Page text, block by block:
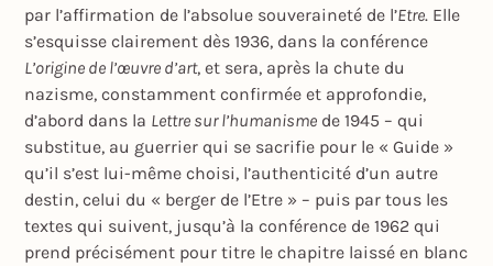
par l’affirmation de l’absolue souveraineté de l’Etre. Elle
s’esquisse clairement dès 1936, dans la conférence
L’origine de l’œuvre d’art, et sera, après la chute du
nazisme, constamment confirmée et approfondie,
d’abord dans la Lettre sur l’humanisme de 1945 – qui
substitue, au guerrier qui se sacrifie pour le « Guide »
qu’il s’est lui-même choisi, l’authenticité d’un autre
destin, celui du « berger de l’Etre » – puis par tous les
textes qui suivent, jusqu’à la conférence de 1962 qui
prend précisément pour titre le chapitre laissé en blanc